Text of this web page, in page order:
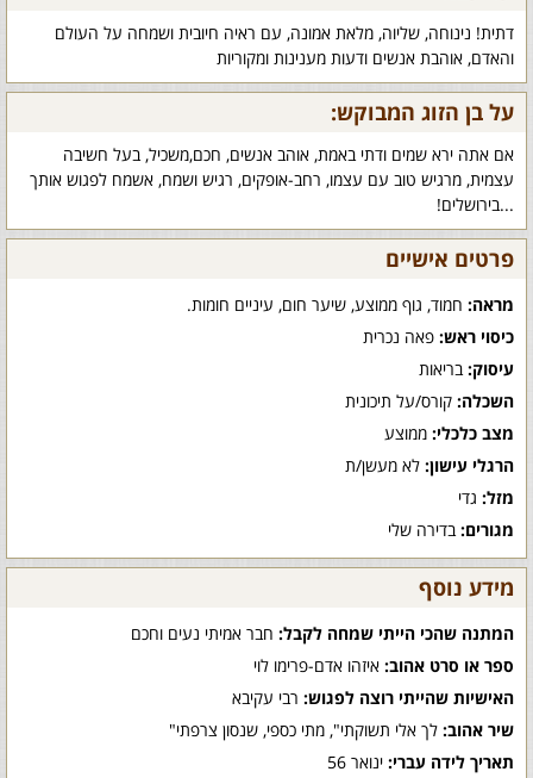
דתית! נינוחה, שליוה, מלאת אמונה, עם ראיה חיובית ושמחה על העולם
והאדם, אוהבת אנשים ודעות מענינות ומקוריות
על בן הזוג המבוקש:
אם אתה ירא שמים ודתי באמת, אוהב אנשים, חכם,משכיל, בעל חשיבה
עצמית, מרגיש טוב עם עצמו, רחב-אופקים, רגיש ושמח, אשמח לפגוש אותך
...בירושלים!
פרטים אישיים
מראה: חמוד, גוף ממוצע, שיער חום, עיניים חומות.
כיסוי ראש: פאה נכרית
עיסוק: בריאות
השכלה: קורס/על תיכונית
מצב כלכלי: ממוצע
הרגלי עישון: לא מעשן/ת
מזל: גדי
מגורים: בדירה שלי
מידע נוסף
המתנה שהכי הייתי שמחה לקבל: חבר אמיתי נעים וחכם
ספר או סרט אהוב: איזהו אדם-פרימו לוי
האישיות שהייתי רוצה לפגוש: רבי עקיבא
שיר אהוב: לך אלי תשוקתי", מתי כספי, שנסון צרפתי"
תאריך לידה עברי: ינואר 56